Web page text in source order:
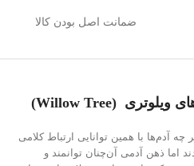
ضمانت اصل بودن کالا
ویلوتری (Willow Tree
)
آدم‌ها با همین توانایی ارتباط کلامی
اما ذهن آدمی آن‌چنان توانمند و